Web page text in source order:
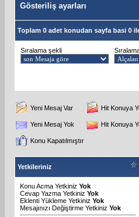
Gösteriliş ayarları
Toplam 0 adet konudan sayfa basi 0
Sıralama şekli
Yeni Mesaj Var Hit Konuya
Yeni Mesaj Yok Hit Konuya
Konu Kapatılmıştır
Yetkileriniz
Konu Acma Yetkiniz Yok
Cevap Yazma Yetkiniz Yok
Eklenti Yükleme Yetkiniz Yok
Mesajınızı Değiştirme Yetkiniz Yok